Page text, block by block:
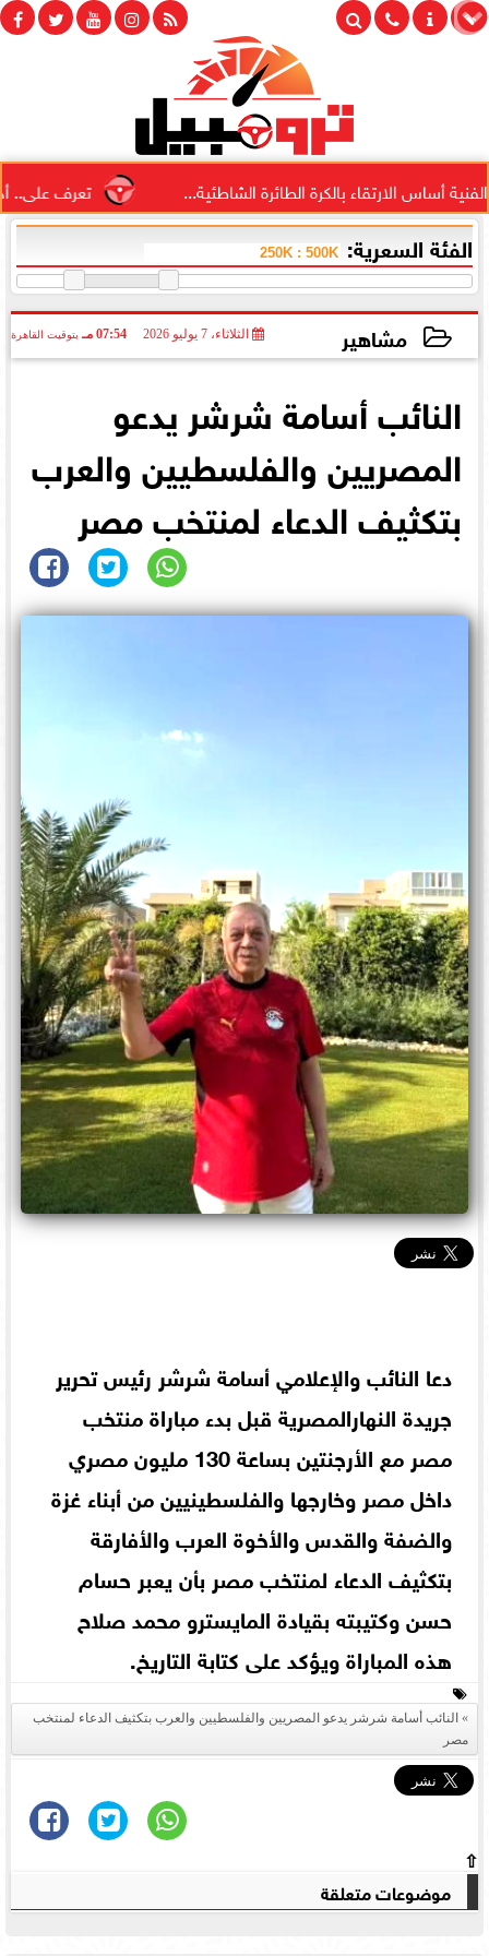
تعرف على.. أحدث الارتقاء بالكرة الطائرة الشاطئية...
الفئة السعرية:
مشاهير الثلاثاء، 7 يوليو 2026 07:54 مـ بتوقيت القاهرة
النائب أسامة شرشر يدعو
المصريين والفلسطيين والعرب
بتكثيف الدعاء لمنتخب مصر
دعا النائب والإعلامي أسامة شرشر رئيس تحرير
جريدة النهارالمصرية قبل بدء مباراة منتخب
مصر مع الأرجنتين بساعة 130 مليون مصري
داخل مصر وخارجها والفلسطينيين من أبناء غزة
والضفة والقدس والأخوة العرب والأفارقة
بتكثيف الدعاء لمنتخب مصر بأن يعبر حسام
حسن وكتيبته بقيادة المايسترو محمد صلاح
هذه المباراة ويؤكد على كتابة التاريخ.
النائب أسامة شرشر يدعو المصريين والفلسطيين والعرب بتكثيف الدعاء لمنتخب
مصر
⇧
موضوعات متعلقة